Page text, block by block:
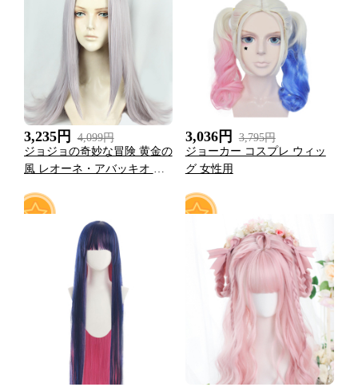
3,235円
4,099円
ジョジョの奇妙な冒険 黄金の
風 レオーネ・アバッキオ 長
3,036円
3,795円
ジョーカー コスプレ ウィッ
グ 女性用